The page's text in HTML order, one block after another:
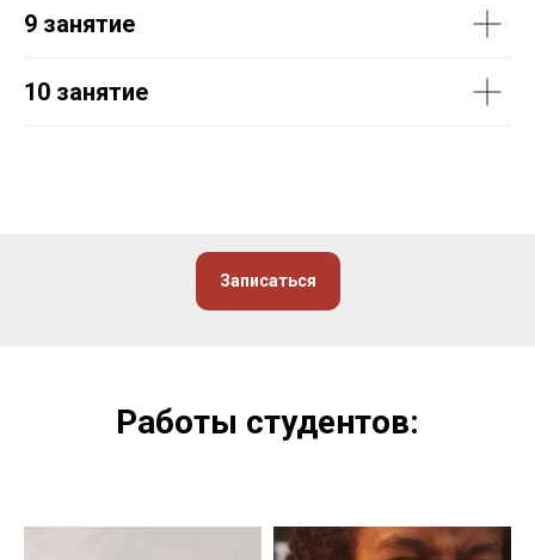
9 занятие
10 занятие
Записаться
Работы студентов: